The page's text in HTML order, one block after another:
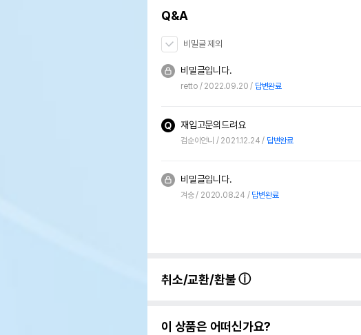
Q&A
비밀글 제외
비밀글입니다.
retto 2022.09.20 답변완료
재입고문의드려요
검순이언니 2021.12.24 답변완료
비밀글입니다.
겨숭 2020.08.24 답변완료
취소/교환/환불
이 상품은 어떠신가요?